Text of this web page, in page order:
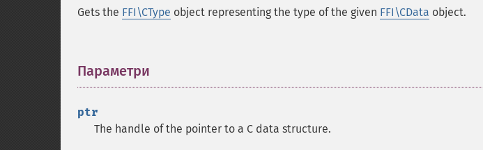
Gets the FFI\CType object representing the type of the given FFI\CData object.
Параметри
ptr
The handle of the pointer to a C data structure.